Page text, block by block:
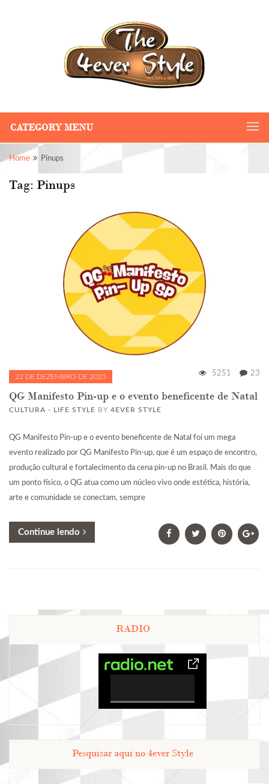
CATEGORY MENU
Home Pinups
Tag: Pinups
22 DE DEZEMBRO DE 2025 5251 23
QG Manifesto Pin-up e o evento beneficente de Natal
CULTURA - LIFE STYLE BY 4EVER STYLE
QG Manifesto Pin-up e o evento beneficente de Natal foi um mega
evento realizado por QG Manifesto Pin-up, que é um espaço de encontro,
produção cultural e fortalecimento da cena pin-up no Brasil. Mais do que
um ponto físico, o QG atua como um núcleo vivo onde estética, história,
arte e comunidade se conectam, sempre
Continue lendo
RADIO
0%
Pesquisar aqui no 4ever Style